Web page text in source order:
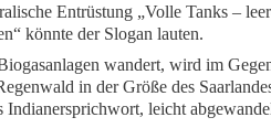
Entrüstung „Volle Tanks –
könnte der Slogan lauten.
wandert, wird im
in der Größe des
Indianersprichwort, leicht